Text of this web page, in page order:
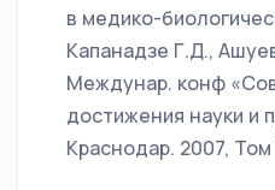
в медико-
Капанадзе Г.Д.,
Междунар. конф
достижения науки и
Краснодар. 2007, Том